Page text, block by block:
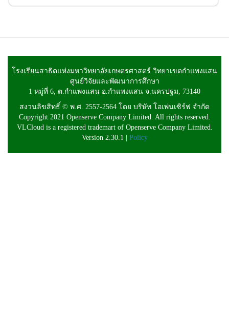
โรงเรียนสาธิตแห่งมหาวิทยาลัยเกษตรศาสตร์ วิทยาเขตกำแพงแสน
ศูนย์วิจัยและพัฒนาการศึกษา
1 หมู่ที่ 6, ต.กำแพงแสน อ.กำแพงแสน จ.นครปฐม, 73140
สงวนลิขสิทธิ์ © พ.ศ. 2557-2564 โดย บริษัท โอเพ่นเซิร์ฟ จำกัด
Copyright 2021 Openserve Company Limited. All rights reserved.
VLCloud is a registered trademart of Openserve Company Limited.
Version 2.30.1 | Policy